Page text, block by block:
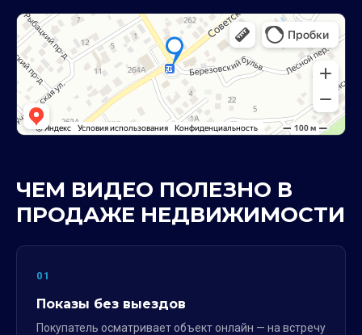
ЧЕМ ВИДЕО ПОЛЕЗНО В
ПРОДАЖЕ НЕДВИЖИМОСТИ
01
Показы без выездов
Покупатель осматривает объект онлайн — на встречу